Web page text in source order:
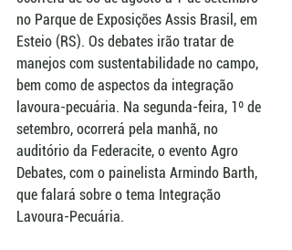
no Parque de Exposições Assis Brasil, em
Esteio (RS). Os debates irão tratar de
manejos com sustentabilidade no campo,
bem como de aspectos da integração
lavoura-pecuária. Na segunda-feira, 1º de
setembro, ocorrerá pela manhã, no
auditório da Federacite, o evento Agro
Debates, com o painelista Armindo Barth,
que falará sobre o tema Integração
Lavoura-Pecuária.